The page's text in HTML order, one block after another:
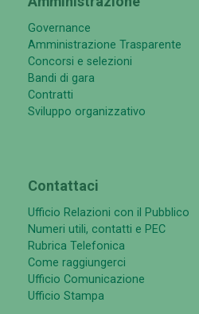
Governance
Amministrazione Trasparente
Concorsi e selezioni
Bandi di gara
Contratti
Sviluppo organizzativo
Contattaci
Ufficio Relazioni con il Pubblico
Numeri utili, contatti e PEC
Rubrica Telefonica
Come raggiungerci
Ufficio Comunicazione
Ufficio Stampa